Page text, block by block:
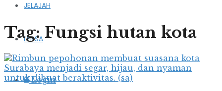
JELAJAH
LENSA
Login
Tag:Fungsi hutan kota